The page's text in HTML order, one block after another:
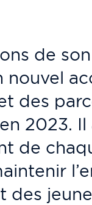
de
des
2023.
de